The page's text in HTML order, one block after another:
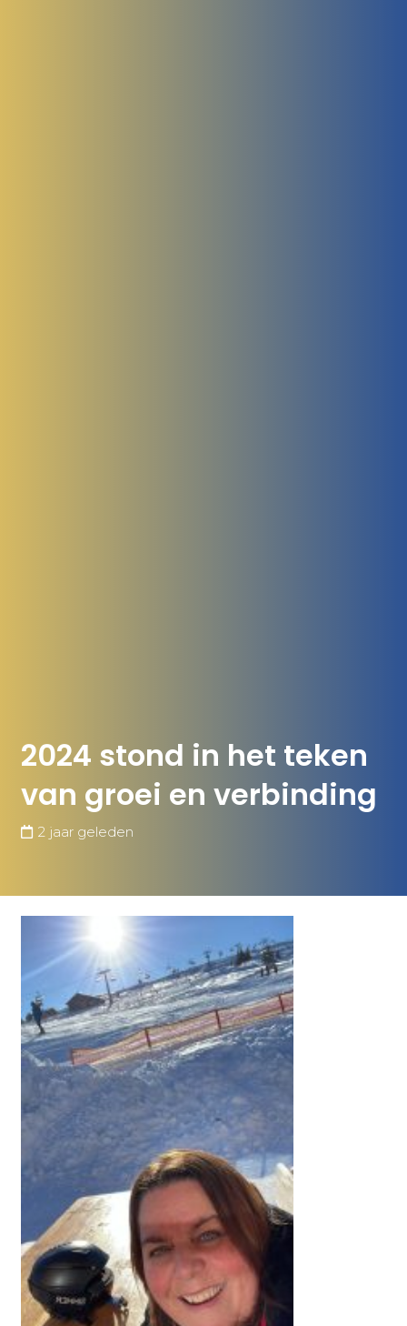
2024 stond in het teken
van groei en verbinding
2 jaar geleden